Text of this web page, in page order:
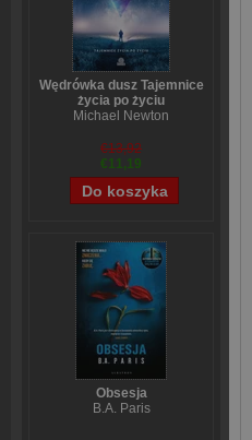
Wędrówka dusz Tajemnice
życia po życiu
Michael Newton
€13,92
€11,19
Obsesja
B.A. Paris